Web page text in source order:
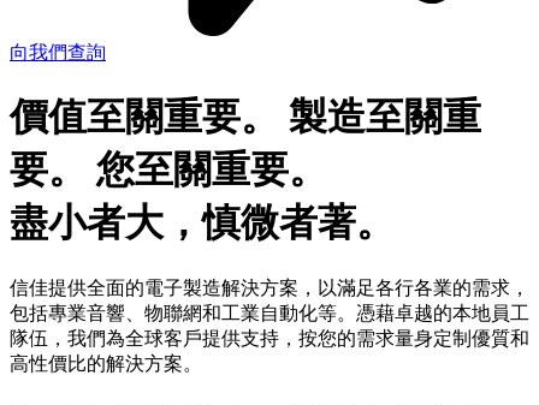
向我們查詢
價值至關重要。 製造至關重
要。 您至關重要。
盡小者大，慎微者著。
信佳提供全面的電子製造解決方案，以滿足各行各業的需求，
包括專業音響、物聯網和工業自動化等。憑藉卓越的本地員工
隊伍，我們為全球客戶提供支持，按您的需求量身定制優質和
高性價比的解決方案。